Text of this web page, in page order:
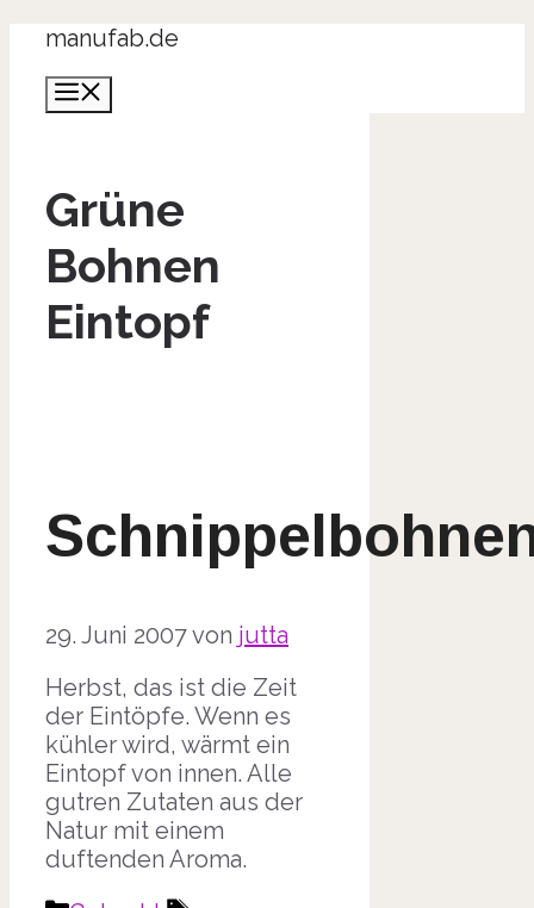
Zum
springen
manufab.de
Grüne
Bohnen
Eintopf
29. Juni 2007von jutta
Herbst, das ist die Zeit
der Eintöpfe. Wenn es
kühler wird, wärmt ein
Eintopf von innen. Alle
gutren Zutaten aus der
Natur mit einem
duftenden Aroma.